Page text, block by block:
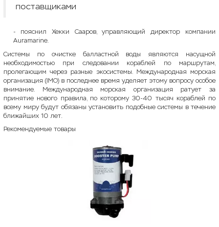
поставщиками
- пояснил Хекки Сааров, управляющий директор компании
Auramarine.
Системы по очистке балластной воды являются насущной
необходимостью при следовании кораблей по маршрутам,
пролегающим через разные экосистемы. Международная морская
организация (IMO) в последнее время уделяет этому вопросу особое
внимание. Международная морская организация ратует за
принятие нового правила, по которому 30-40 тысяч кораблей по
всему миру будут обязаны установить подобные системы в течение
ближайших 10 лет.
Рекомендуемые товары